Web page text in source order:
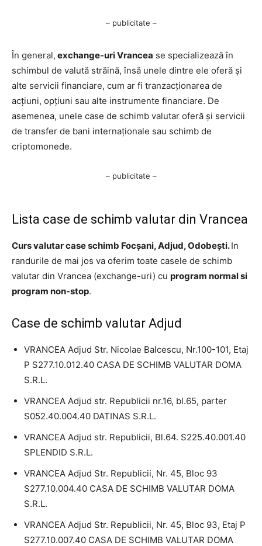
– publicitate –
În general, exchange-uri Vrancea se specializează în
schimbul de valută străină, însă unele dintre ele oferă și
alte servicii financiare, cum ar fi tranzacționarea de
acțiuni, opțiuni sau alte instrumente financiare. De
asemenea, unele case de schimb valutar oferă și servicii
de transfer de bani internaționale sau schimb de
criptomonede.
– publicitate –
Lista case de schimb valutar din Vrancea
Curs valutar case schimb Focșani, Adjud, Odobești.In
randurile de mai jos va oferim toate casele de schimb
valutar din Vrancea (exchange-uri) cu program normal si
program non-stop.
Case de schimb valutar Adjud
VRANCEA Adjud Str. Nicolae Balcescu, Nr.100-101, Etaj
P S277.10.012.40 CASA DE SCHIMB VALUTAR DOMA
S.R.L.
VRANCEA Adjud str. Republicii nr.16, bl.65, parter
S052.40.004.40 DATINAS S.R.L.
VRANCEA Adjud str. Republicii, Bl.64. S225.40.001.40
SPLENDID S.R.L.
VRANCEA Adjud Str. Republicii, Nr. 45, Bloc 93
S277.10.004.40 CASA DE SCHIMB VALUTAR DOMA
S.R.L.
VRANCEA Adjud Str. Republicii, Nr. 45, Bloc 93, Etaj P
S277.10.007.40 CASA DE SCHIMB VALUTAR DOMA